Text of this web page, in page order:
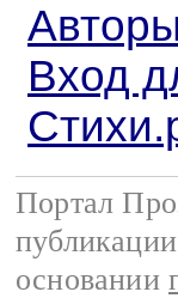
Авторы
Вход
Портал
основании